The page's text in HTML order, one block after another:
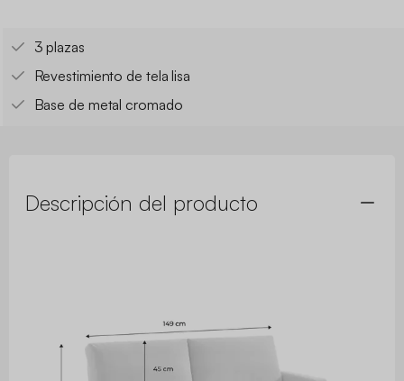
3 plazas
Revestimiento de tela lisa
Base de metal cromado
Descripción del producto